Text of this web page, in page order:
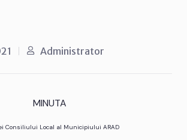
Administrator
MINUTA
Consiliului Local al Municipiului ARAD